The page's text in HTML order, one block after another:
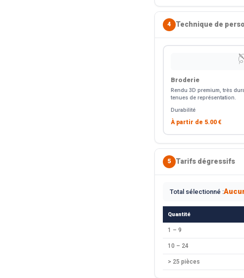
4 Technique de
Broderie
Rendu 3D premium, très
tenues de représentation.
Durabilité
À partir de 5.00 €
5 Tarifs dégressifs
Total sélectionné :
Quantité
1 – 9
10 – 24
> 25 pièces